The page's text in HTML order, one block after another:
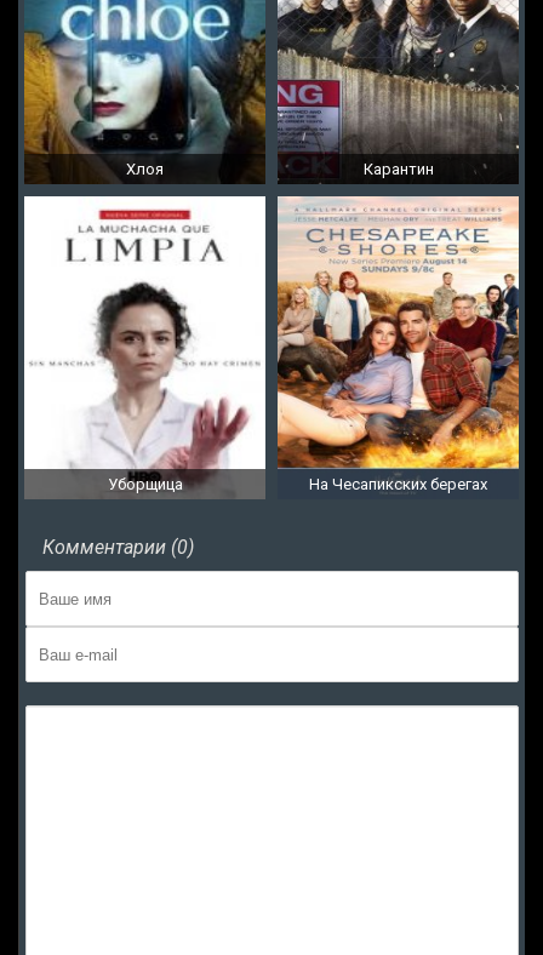
Хлоя Карантин
Уборщица На Чесапикских берегах
Комментарии (0)